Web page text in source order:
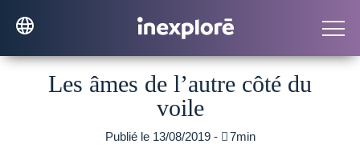
Les âmes de l’autre côté du
voile
Publié le 13/08/2019 - 7min